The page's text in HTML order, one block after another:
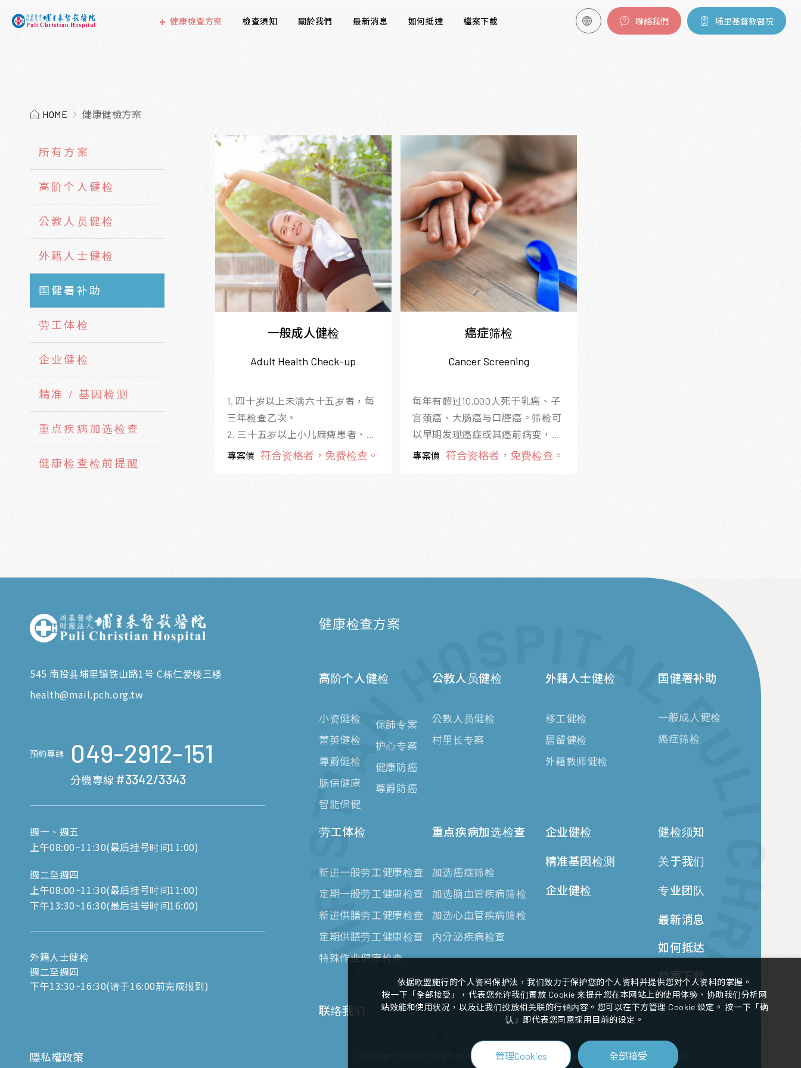
健康檢查方案 檢查須知 關於我們 最新消息 如何抵達 檔案下載 聯絡我們 埔里基督教醫院
HOME 健康健檢方案
所有方案
高阶个人健检
公教人员健检
外籍人士健检
国健署补助
劳工体检
企业健检
精准 / 基因检测
重点疾病加选检查
健康检查检前提醒
一般成人健检
Adult Health Check-up
1. 四十岁以上未满六十五岁者，每
三年检查乙次。
2. 三十五岁以上小儿麻痺患者、五
十五岁以上原住民或六十五岁以上
專案價 符合资格者，免费检查。
癌症筛检
Cancer Screening
每年有超过10,000人死于乳癌、子
宫颈癌、大肠癌与口腔癌。筛检可
以早期发现癌症或其癌前病变，经
治疗后可以降低死亡率外，还可以
專案價 符合资格者，免费检查。
545 南投县埔里镇铁山路1号 C栋仁爱楼三楼
health@mail.pch.org.tw
預約專線 049-2912-151
分機專線 #3342/3343
週一、週五
上午08:00~11:30(最后挂号时间11:00)
週二至週四
上午08:00~11:30(最后挂号时间11:00)
下午13:30~16:30(最后挂号时间16:00)
外籍人士健检
週二至週四
下午13:30~16:30(请于16:00前完成报到)
健康检查方案
高阶个人健检
小资健检
菁英健检
尊爵健检
肠保健康
智能保健
保肺专案
护心专案
健康防癌
尊爵防癌
公教人员健检
​​公教人员健检
​​村里长专案
外籍人士健检
移工健检
居留健检
外籍教师健检
国健署补助
一般成人健检
癌症筛检
劳工体检
新进一般劳工健康检查
定期一般劳工健康检查
新进供膳劳工健康检查
定期供膳劳工健康检查
特殊作业健康检查
重点疾病加选检查
加选癌症筛检
加选脑血管疾病筛检
加选心血管疾病筛检
内分泌疾病检查
企业健检
精准基因检测
企业健检
健检须知
关于我们
专业团队
最新消息
如何抵达
档案下载
联络我们
隱私權政策 Puli Christian Hospital Health Management Center.Design iBest
依据欧盟施行的个人资料保护法，我们致力于保护您的个人资料并提供您对个人资料的掌握。
按一下「全部接受」，代表您允许我们置放 Cookie 来提升您在本网站上的使用体验、协助我们分析网
站效能和使用状况，以及让我们投放相关联的行销内容。您可以在下方管理 Cookie 设定。 按一下「确
认」即代表您同意採用目前的设定。
管理Cookies 全部接受